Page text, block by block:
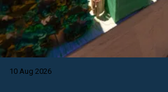
10 Aug 2026